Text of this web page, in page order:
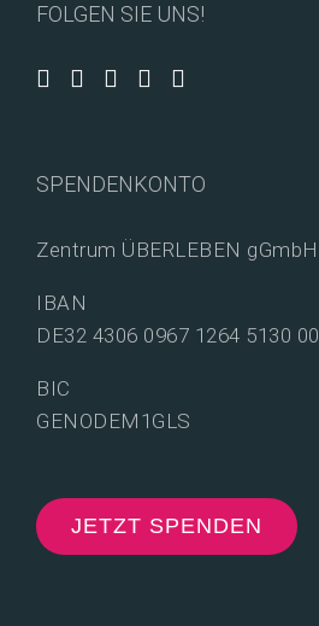
FOLGEN SIE UNS!
SPENDENKONTO
Zentrum ÜBERLEBEN gGmbH
IBAN
DE32 4306 0967 1264 5130 00
BIC
GENODEM1GLS
JETZT SPENDEN